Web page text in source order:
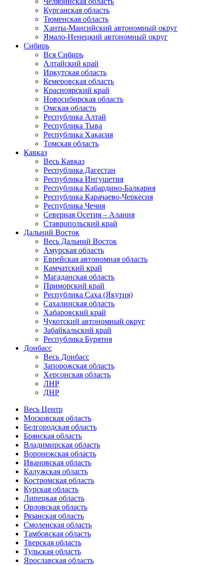
Курганская область
Тюменская область
Ханты-Мансийский автономный округ
Ямало-Ненецкий автономный округ
Сибирь
Вся Сибирь
Алтайский край
Иркутская область
Кемеровская область
Красноярский край
Новосибирская область
Омская область
Республика Алтай
Республика Тыва
Республика Хакасия
Томская область
Кавказ
Весь Кавказ
Республика Дагестан
Республика Ингушетия
Республика Кабардино-Балкария
Республика Карачаево-Черкесия
Республика Чечня
Северная Осетия – Алания
Ставропольский край
Дальний Восток
Весь Дальний Восток
Амурская область
Еврейская автономная область
Камчатский край
Магаданская область
Приморский край
Республика Саха (Якутия)
Сахалинская область
Хабаровский край
Чукотский автономный округ
Забайкальский край
Республика Бурятия
Донбасс
Весь Донбасс
Запорожская область
Херсонская область
ЛНР
ДНР
Весь Центр
Московская область
Белгородская область
Брянская область
Владимирская область
Воронежская область
Ивановская область
Калужская область
Костромская область
Курская область
Липецкая область
Орловская область
Рязанская область
Смоленская область
Тамбовская область
Тверская область
Тульская область
Ярославская область